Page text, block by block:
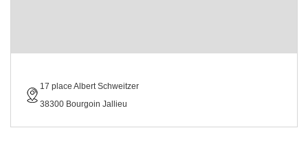
17 place Albert Schweitzer
38300 Bourgoin Jallieu